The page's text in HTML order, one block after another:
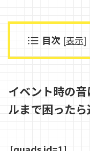
目次 [表示]
イベント時の
ルまで困った